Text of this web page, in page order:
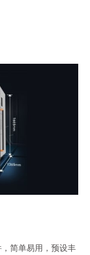
简单易用，预设丰